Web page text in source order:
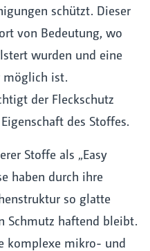
schützt. Dieser
von Bedeutung, wo
wurden und eine
möglich ist.
der Fleckschutz
des Stoffes.
Stoffe als „Easy
haben durch ihre
so glatte
Schmutz haftend bleibt.
komplexe mikro- und